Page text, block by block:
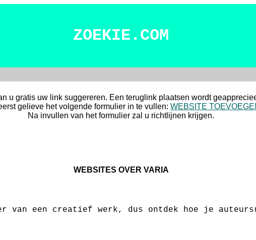
ZOEKIE.COM
u gratis uw link suggereren. Een teruglink plaatsen wordt
gelieve het volgende formulier in te vullen: WEBSITE
Na invullen van het formulier zal u richtlijnen krijgen.
WEBSITES OVER VARIA
van een creatief werk, dus ontdek hoe je